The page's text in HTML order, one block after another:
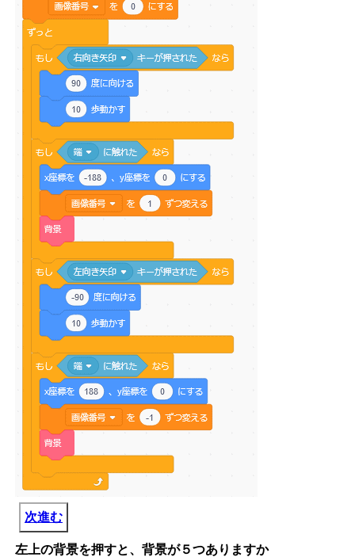
次進む
左上の背景を押すと、背景が５つありますか